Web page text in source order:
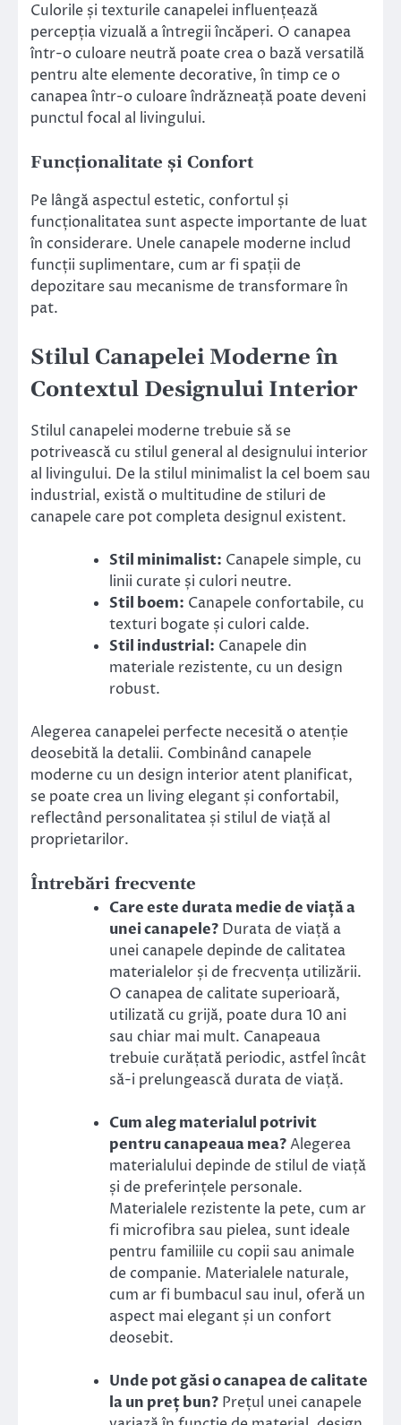
Culorile și texturile canapelei influențează
percepția vizuală a întregii încăperi. O canapea
într-o culoare neutră poate crea o bază versatilă
pentru alte elemente decorative, în timp ce o
canapea într-o culoare îndrăzneață poate deveni
punctul focal al livingului.
Funcționalitate și Confort
Pe lângă aspectul estetic, confortul și
funcționalitatea sunt aspecte importante de luat
în considerare. Unele canapele moderne includ
funcții suplimentare, cum ar fi spații de
depozitare sau mecanisme de transformare în
pat.
Stilul Canapelei Moderne în
Contextul Designului Interior
Stilul canapelei moderne trebuie să se
potrivească cu stilul general al designului interior
al livingului. De la stilul minimalist la cel boem sau
industrial, există o multitudine de stiluri de
canapele care pot completa designul existent.
Stil minimalist: Canapele simple, cu
linii curate și culori neutre.
Stil boem: Canapele confortabile, cu
texturi bogate și culori calde.
Stil industrial: Canapele din
materiale rezistente, cu un design
robust.
Alegerea canapelei perfecte necesită o atenție
deosebită la detalii. Combinând canapele
moderne cu un design interior atent planificat,
se poate crea un living elegant și confortabil,
reflectând personalitatea și stilul de viață al
proprietarilor.
Întrebări frecvente
Care este durata medie de viață a
unei canapele? Durata de viață a
unei canapele depinde de calitatea
materialelor și de frecvența utilizării.
O canapea de calitate superioară,
utilizată cu grijă, poate dura 10 ani
sau chiar mai mult. Canapeaua
trebuie curățată periodic, astfel încât
să-i prelungească durata de viață.
Cum aleg materialul potrivit
pentru canapeaua mea?Alegerea
materialului depinde de stilul de viață
și de preferințele personale.
Materialele rezistente la pete, cum ar
fi microfibra sau pielea, sunt ideale
pentru familiile cu copii sau animale
de companie. Materialele naturale,
cum ar fi bumbacul sau inul, oferă un
aspect mai elegant și un confort
deosebit.
Unde pot găsi o canapea de calitate
la un preț bun? Prețul unei canapele